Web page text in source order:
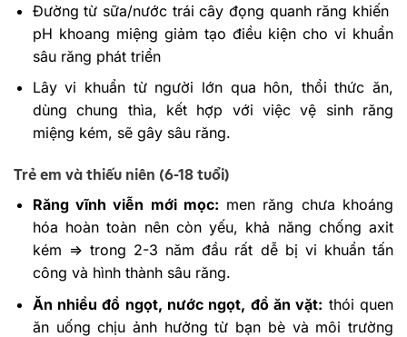
Đường từ sữa/nước trái cây đọng quanh răng khiến
pH khoang miệng giảm tạo điều kiện cho vi khuẩn
sâu răng phát triển
Lây vi khuẩn từ người lớn qua hôn, thổi thức ăn,
dùng chung thìa, kết hợp với việc vệ sinh răng
miệng kém, sẽ gây sâu răng.
Trẻ em và thiếu niên (6-18 tuổi)
Răng vĩnh viễn mới mọc: men răng chưa khoáng
hóa hoàn toàn nên còn yếu, khả năng chống axit
kém => trong 2-3 năm đầu rất dễ bị vi khuẩn tấn
công và hình thành sâu răng.
Ăn nhiều đồ ngọt, nước ngọt, đồ ăn vặt: thói quen
ăn uống chịu ảnh hưởng từ bạn bè và môi trường